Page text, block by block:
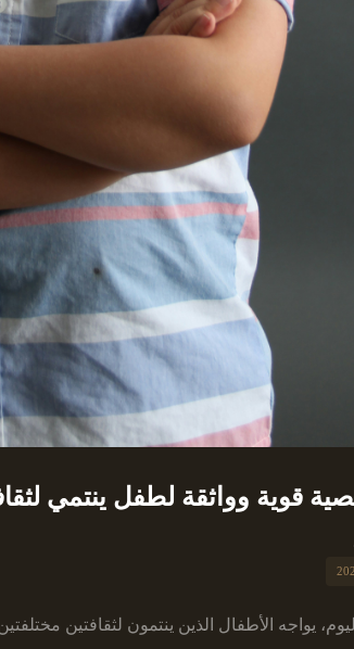
قوية وواثقة لطفل ينتمي
يواجه الأطفال الذين ينتمون لثقافتين